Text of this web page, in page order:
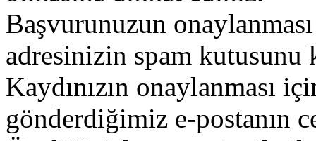
Başvurunuzun
adresinizin spam
Kaydınızın onaylanması
gönderdiğimiz e-postanın